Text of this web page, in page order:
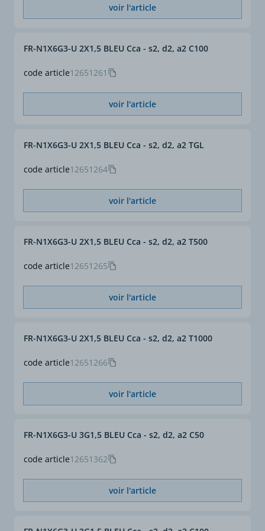
Produits de Construction
voir l'article
code article12651261
FR-N1X6G3-U 2X1,5 BLEU Cca - s2, d2, a2 C100
voir l'article
code article12651264
FR-N1X6G3-U 2X1,5 BLEU Cca - s2, d2, a2 TGL
voir l'article
code article12651265
FR-N1X6G3-U 2X1,5 BLEU Cca - s2, d2, a2 T500
voir l'article
code article12651266
FR-N1X6G3-U 2X1,5 BLEU Cca - s2, d2, a2 T1000
voir l'article
code article12651362
FR-N1X6G3-U 3G1,5 BLEU Cca - s2, d2, a2 C50
voir l'article